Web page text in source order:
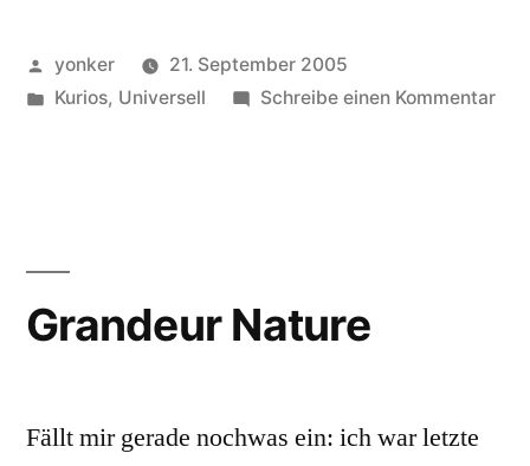
Veröffentlicht
von
yonker
21. September 2005
Veröffentlicht
Kurios, Universell Schreibe einen Kommentarzu
Grandeur Nature
Fällt mir gerade nochwas ein: ich war letzte